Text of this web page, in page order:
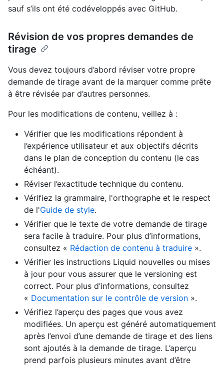
sauf s’ils ont été codéveloppés avec GitHub.
Révision de vos propres demandes de
tirage
Vous devez toujours d’abord réviser votre propre
demande de tirage avant de la marquer comme prête
à être révisée par d’autres personnes.
Pour les modifications de contenu, veillez à :
Vérifier que les modifications répondent à
l’expérience utilisateur et aux objectifs décrits
dans le plan de conception du contenu (le cas
échéant).
Réviser l’exactitude technique du contenu.
Vérifiez la grammaire, l'orthographe et le respect
de l'Guide de style.
Vérifier que le texte de votre demande de tirage
sera facile à traduire. Pour plus d’informations,
consultez « Rédaction de contenu à traduire ».
Vérifier les instructions Liquid nouvelles ou mises
à jour pour vous assurer que le versioning est
correct. Pour plus d’informations, consultez
« Documentation sur le contrôle de version ».
Vérifiez l’aperçu des pages que vous avez
modifiées. Un aperçu est généré automatiquement
après l’envoi d’une demande de tirage et des liens
sont ajoutés à la demande de tirage. L’aperçu
prend parfois plusieurs minutes avant d’être